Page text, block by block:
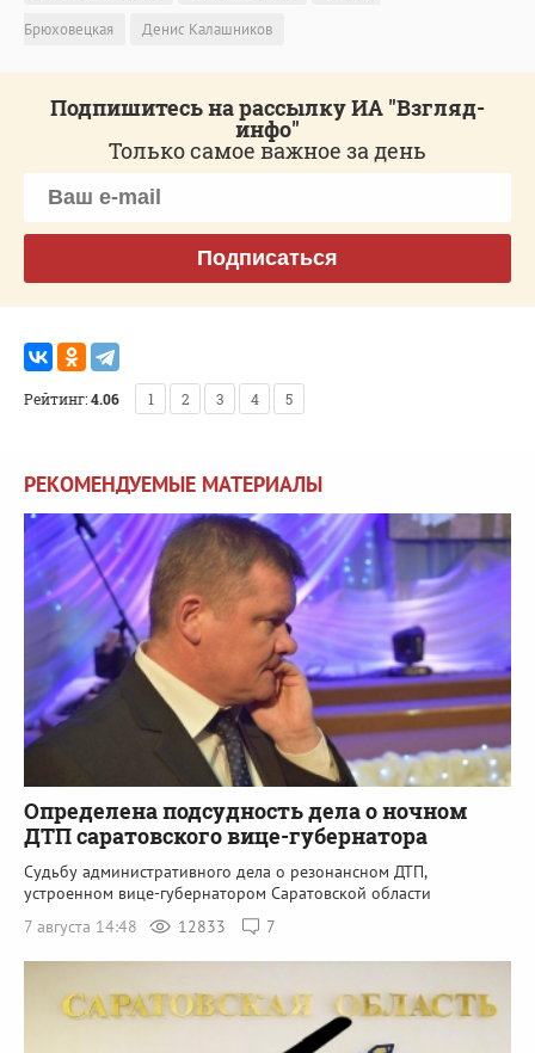
Брюховецкая
Денис Калашников
Подпишитесь на рассылку ИА "Взгляд-
инфо"
Только самое важное за день
Подписаться
Рейтинг:4.06 1 2 3 4 5
РЕКОМЕНДУЕМЫЕ МАТЕРИАЛЫ
Определена подсудность дела о ночном
ДТП саратовского вице-губернатора
Судьбу административного дела о резонансном ДТП,
устроенном вице-губернатором Саратовской области
7 августа 14:48
12833 7